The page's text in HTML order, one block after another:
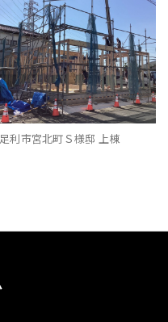
足利市宮北町Ｓ様邸 上棟